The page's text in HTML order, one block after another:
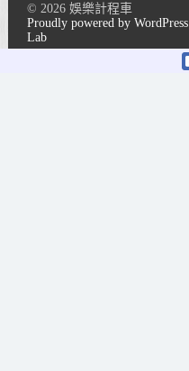
© 2026 娛樂計程車
Proudly powered by WordPress
Lab